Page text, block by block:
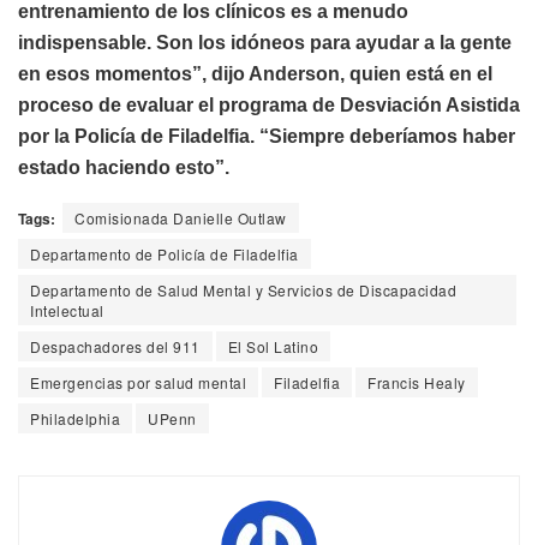
entrenamiento de los clínicos es a menudo
indispensable. Son los idóneos para ayudar a la gente
en esos momentos”, dijo Anderson, quien está en el
proceso de evaluar el programa de Desviación Asistida
por la Policía de Filadelfia. “Siempre deberíamos haber
estado haciendo esto”.
Tags:
Comisionada Danielle Outlaw
Departamento de Policía de Filadelfia
Departamento de Salud Mental y Servicios de Discapacidad
Intelectual
Despachadores del 911
El Sol Latino
Emergencias por salud mental
Filadelfia
Francis Healy
Philadelphia
UPenn